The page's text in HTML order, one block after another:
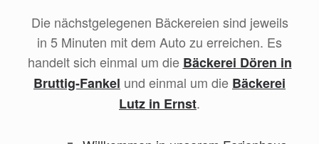
Die nächstgelegenen Bäckereien sind jeweils
in 5 Minuten mit dem Auto zu erreichen. Es
handelt sich einmal um die Bäckerei Dören in
Bruttig-Fankel und einmal um die Bäckerei
Lutz in Ernst.